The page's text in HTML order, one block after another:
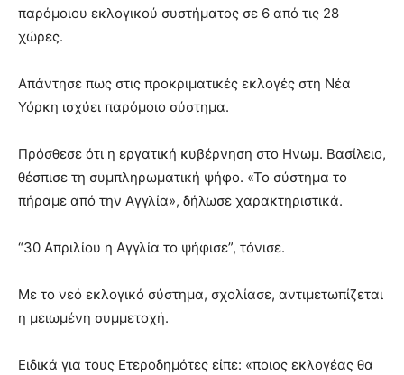
παρόμοιου εκλογικού συστήματος σε 6 από τις 28
χώρες.
Απάντησε πως στις προκριματικές εκλογές στη Νέα
Υόρκη ισχύει παρόμοιο σύστημα.
Πρόσθεσε ότι η εργατική κυβέρνηση στο Ηνωμ. Βασίλειο,
θέσπισε τη συμπληρωματική ψήφο. «Το σύστημα το
πήραμε από την Αγγλία», δήλωσε χαρακτηριστικά.
“30 Απριλίου η Αγγλία το ψήφισε”, τόνισε.
Με το νεό εκλογικό σύστημα, σχολίασε, αντιμετωπίζεται
η μειωμένη συμμετοχή.
Ειδικά για τους Ετεροδημότες είπε: «ποιος εκλογέας θα